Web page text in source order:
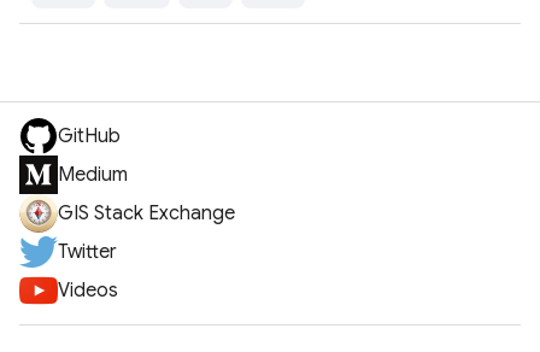
GitHub
Medium
GIS Stack Exchange
Twitter
Videos